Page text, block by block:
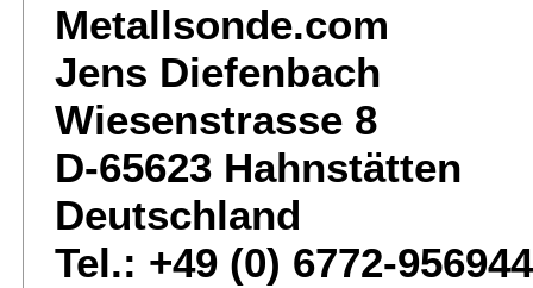
Metallsonde.com
Jens Diefenbach
Wiesenstrasse 8
D-65623 Hahnstätten
Deutschland
Tel.: +49 (0) 6772-